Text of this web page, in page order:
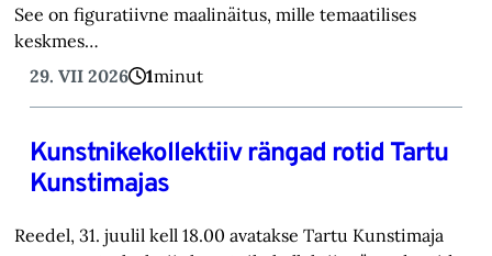
See on figuratiivne maalinäitus, mille temaatilises
keskmes…
29. VII 2026
1minut
Kunstnikekollektiiv rängad rotid Tartu
Kunstimajas
Reedel, 31. juulil kell 18.00 avatakse Tartu Kunstimaja